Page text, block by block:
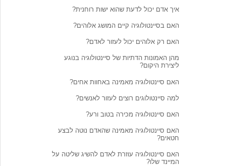
איך אדם יכול לדעת שהוא ישות רוחנית?
האם בסיינטולוגיה קיים המושג אלוהים?
האם רק אלוהים יכול לעזור לאדם?
מהן האמונות הדתיות של סיינטולוגיה בנוגע
ליצירת היקום?
האם סיינטולוגיה מאמינה באחוות אחים?
למה סיינטולוגים רוצים לעזור לאנשים?
האם סיינטולוגיה מכירה בטוב ורע?
האם סיינטולוגיה מאמינה שהאדם נוטה לבצע
חטאים?
האם סיינטולוגיה עוזרת לאדם להשיג שליטה על
המיינד שלו?